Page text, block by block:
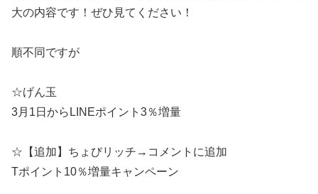
大の内容です！ぜひ見てください！
順不同ですが
☆げん玉
3月1日からLINEポイント3％増量
☆【追加】ちょびリッチ→コメントに追加
Tポイント10％増量キャンペーン